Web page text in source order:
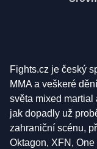
Fights.cz je český
MMA a veškeré
světa mixed martial
jak dopadly už
zahraniční scénu,
Oktagon, XFN,